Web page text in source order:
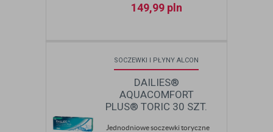
149,99 pln
SOCZEWKI I PŁYNY ALCON
DAILIES®
AQUACOMFORT
PLUS® TORIC 30 SZT.
Jednodniowe soczewki toryczne